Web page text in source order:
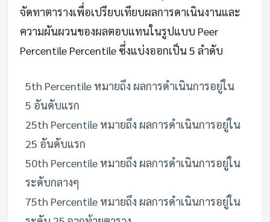
จัดทาตารางเพื่อเปรียบเทียบผลการดาเนินงานและ
ความผันผวนของผลตอบแทนในรูปแบบ Peer
Percentile Percentile ซึ่งแบ่งออกเป็น 5 ลำดับ
5th Percentile หมายถึง ผลการดำเนินการอยู่ใน
5 อันดับแรก
25th Percentile หมายถึง ผลการดำเนินการอยู่ใน
25 อันดับแรก
50th Percentile หมายถึง ผลการดำเนินการอยู่ใน
ระดับกลางๆ
75th Percentile หมายถึง ผลการดำเนินการอยู่ใน